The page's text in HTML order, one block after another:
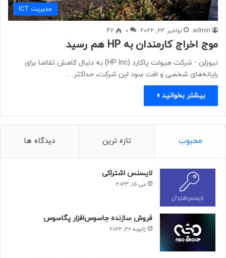
مديريت ICT
admin نوامبر 23, 2022 0
42
موج اخراج کارمندان به HP هم رسید
نیوزلن - ​​​​​​​شرکت هیولت پاکارد (HP Inc) به دنبال کاهش تقاضا برای
رایانه‌های شخصی و افت سود این شرکت، حداکثر…
بیشتر بخوانید »
محبوب تازه ترین دیدگاه ها
لایسنس اشتراکی
می 15, 2023
فروش سازنده جاسوس‌افزار پگاسوس
ژانویه 26, 2022